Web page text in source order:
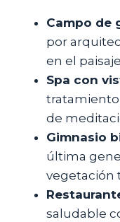
Campo de
por
en el
Spa con
de
Gimnasio
última
vegetación
saludable